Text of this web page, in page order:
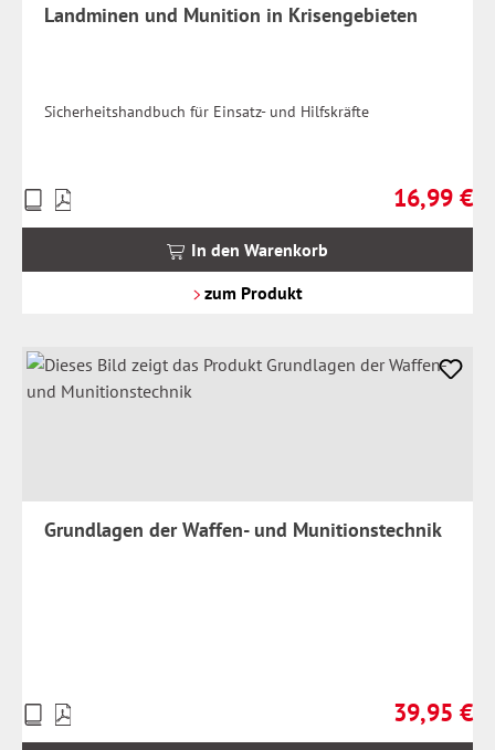
Landminen und Munition in Krisengebieten
Sicherheitshandbuch für Einsatz- und Hilfskräfte
Regulärer
16,99 €
Preise
inkl.
In den Warenkorb
zum Produkt
Grundlagen der Waffen- und Munitionstechnik
Regulärer
39,95 €
Preise
inkl.